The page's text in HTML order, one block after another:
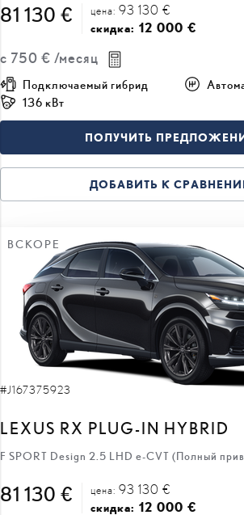
81 130 € цена: 93 130 €
скидка: 12 000 €
с 750 € /месяц
Подключаемый гибрид
136 кВт
ПОЛУЧИТЬ
ДОБАВИТЬ К
ВСКОРЕ
#J167375923
LEXUS RX PLUG-IN HYBRID
F SPORT Design 2.5 LHD e-CVT (Полный
81 130 € цена: 93 130 €
скидка: 12 000 €